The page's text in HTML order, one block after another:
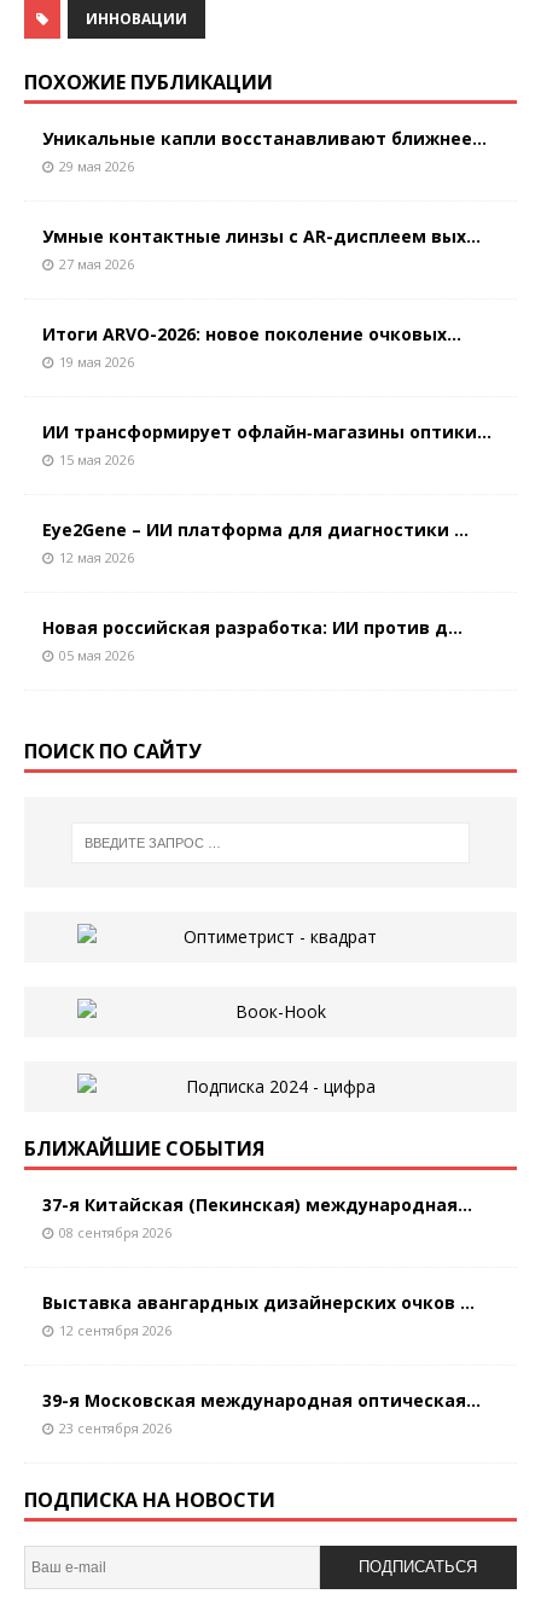
ИННОВАЦИИ
ПОХОЖИЕ ПУБЛИКАЦИИ
Уникальные капли восстанавливают ближнее...
29 мая 2026
Умные контактные линзы с AR-дисплеем вых...
27 мая 2026
Итоги ARVO-2026: новое поколение очковых...
19 мая 2026
ИИ трансформирует офлайн‑магазины оптики...
15 мая 2026
Eye2Gene – ИИ платформа для диагностики ...
12 мая 2026
Новая российская разработка: ИИ против д...
05 мая 2026
ПОИСК ПО САЙТУ
БЛИЖАЙШИЕ СОБЫТИЯ
37-я Китайская (Пекинская) международная...
08 сентября 2026
Выставка авангардных дизайнерских очков ...
12 сентября 2026
39-я Московская международная оптическая...
23 сентября 2026
ПОДПИСКА НА НОВОСТИ
ПОДПИСАТЬСЯ